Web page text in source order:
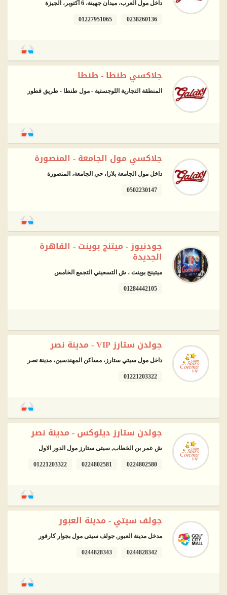
داخل مول العرب، ميدان جهينة، 6 أكتوبر، الجيزة
0238260136
01227951065
جلاكسي طنطا - طنطا
المنطقة التجارية اللوجستية - مول طنطا - طريق قطور
جلاكسي مول الجامعة - المنصورة
داخل مول الجامعة بلازا، حي الجامعة، المنصورة
0502230147
جودنيوز - ميتنج بوينت - القاهرة
الجديدة
ميتينج بوينت ، ش التسعيني التجمع الخامس
01284442105
جولدن ستارز VIP - مدينة نصر
داخل مول سيتي ستارز، مساكن المهندسين، مدينة نصر
01221203322
جولدن ستارز ديلوكس - مدينة نصر
ش عمر بن الخطاب, سيتى ستارز مول الدور الاول
0224802580
0224802581
01221203322
جولف سيتي - مدينة العبور
مدخل مدينة العبور, جولف سيتى مول بجوار كارفور
0244828342
0244828343